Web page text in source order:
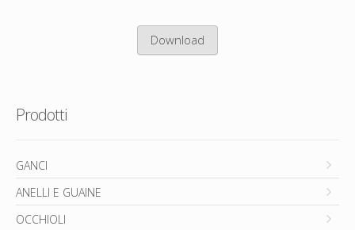
Download
Prodotti
GANCI
ANELLI E GUAINE
OCCHIOLI